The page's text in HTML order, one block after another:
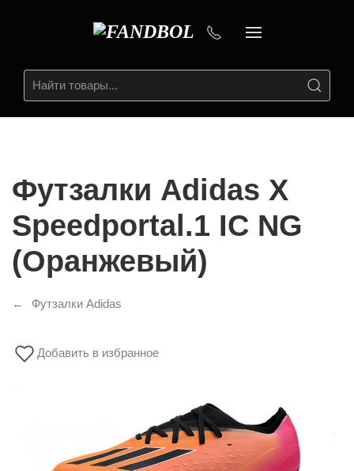
Футзалки Аdidas X
Speedportal.1 IC NG
(Оранжевый)
Футзалки Adidas
Добавить в избранное